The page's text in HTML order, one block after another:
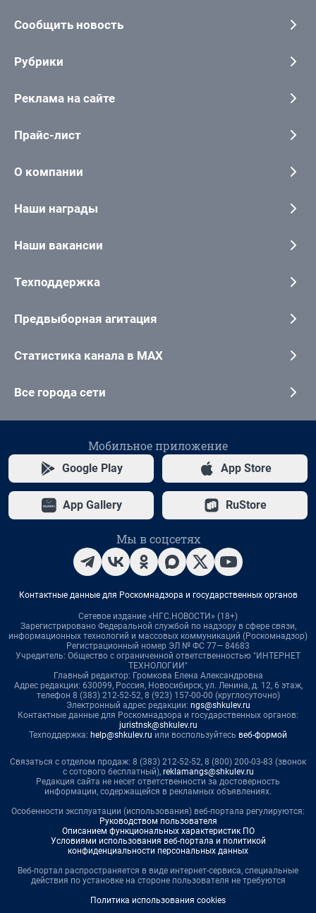
Сообщить новость
Рубрики
Реклама на сайте
Прайс-лист
О компании
Наши награды
Наши вакансии
Техподдержка
Предвыборная агитация
Статистика канала в MAX
Все города сети
Мобильное приложение
Google Play App Store
App Gallery RuStore
Мы в соцсетях
Контактные данные для Роскомнадзора и государственных органов
Сетевое издание «НГС.НОВОСТИ» (18+)
Зарегистрировано Федеральной службой по надзору в сфере связи,
информационных технологий и массовых коммуникаций (Роскомнадзор)
Регистрационный номер ЭЛ № ФС 77— 84683
Учредитель: Общество с ограниченной ответственностью "ИНТЕРНЕТ
ТЕХНОЛОГИИ"
Главный редактор: Громкова Елена Александровна
Адрес редакции: 630099, Россия, Новосибирск, ул. Ленина, д. 12, 6 этаж,
телефон 8 (383) 212-52-52, 8 (923) 157-00-00 (круглосуточно)
Электронный адрес редакции: ngs@shkulev.ru
Контактные данные для Роскомнадзора и государственных органов:
juristnsk@shkulev.ru
Техподдержка: help@shkulev.ru или воспользуйтесь веб-формой
Связаться с отделом продаж: 8 (383) 212-52-52, 8 (800) 200-03-83 (звонок
с сотового бесплатный), reklamangs@shkulev.ru
Редакция сайта не несет ответственности за достоверность
информации, содержащейся в рекламных объявлениях.
Особенности эксплуатации (использования) веб-портала регулируются:
Руководством пользователя
Описанием функциональных характеристик ПО
Условиями использования веб-портала и политикой
конфиденциальности персональных данных
Веб-портал распространяется в виде интернет-сервиса, специальные
действия по установке на стороне пользователя не требуются
Политика использования cookies